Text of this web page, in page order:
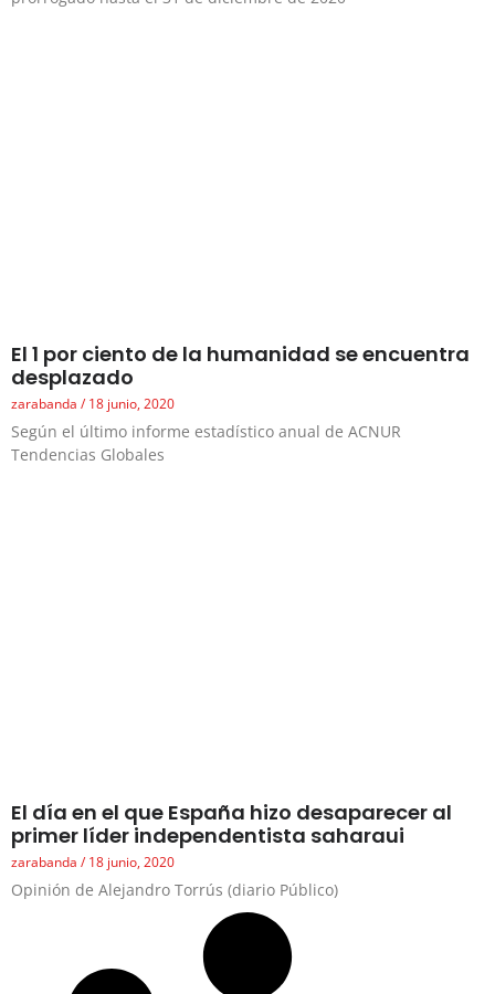
El 1 por ciento de la humanidad se encuentra
desplazado
zarabanda 18 junio, 2020
Según el último informe estadístico anual de ACNUR
Tendencias Globales
El día en el que España hizo desaparecer al
primer líder independentista saharaui
zarabanda 18 junio, 2020
Opinión de Alejandro Torrús (diario Público)